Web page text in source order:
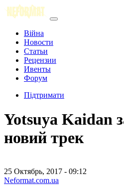
Війна
Новости
Статьи
Рецензии
Ивенты
Форум
Підтримати
Yotsuya Kaidan
новий трек
25 Октябрь, 2017 - 09:12
Neformat.com.ua